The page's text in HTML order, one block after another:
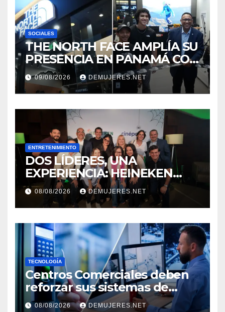
SOCIALES
THE NORTH FACE AMPLÍA SU
PRESENCIA EN PANAMÁ CON
LA APERTURA DE SU NUEVA
TIENDA EN MULTIPLAZA
PACIFIC
09/08/2026 DEMUJERES.NET
ENTRETENIMIENTO
DOS LÍDERES, UNA
EXPERIENCIA: HEINEKEN
PANAMÁ Y CINÉPOLIS
TRANSFORMAN LA FORMA
DE VIVIR EL CINE
08/08/2026 DEMUJERES.NET
TECNOLOGÍA
Centros Comerciales deben
reforzar sus sistemas de
seguridad ante el
08/08/2026 DEMUJERES.NET